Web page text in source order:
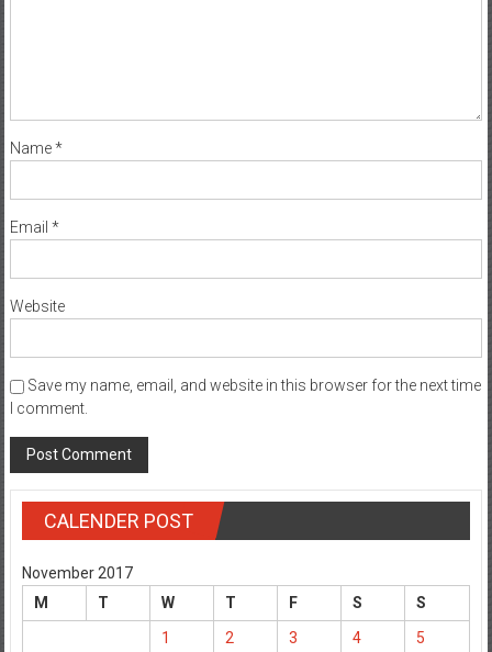
Name*
Email *
Website
Save my name, email, and website in this browser for the next time
I comment.
CALENDER POST
November 2017
M
T W T F S
S
1
2 3 4 5